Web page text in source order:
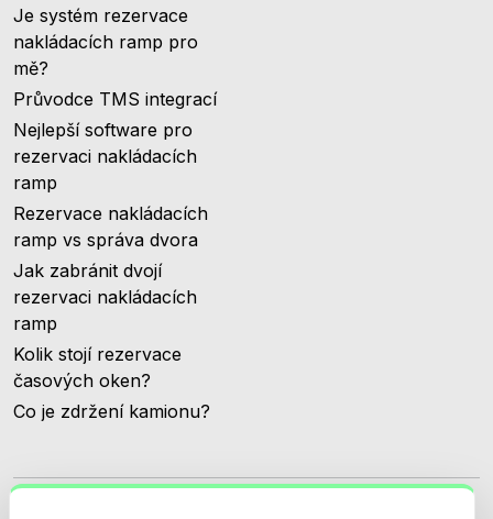
Je systém rezervace
nakládacích ramp pro
mě?
Průvodce TMS integrací
Nejlepší software pro
rezervaci nakládacích
ramp
Rezervace nakládacích
ramp vs správa dvora
Jak zabránit dvojí
rezervaci nakládacích
ramp
Kolik stojí rezervace
časových oken?
Co je zdržení kamionu?